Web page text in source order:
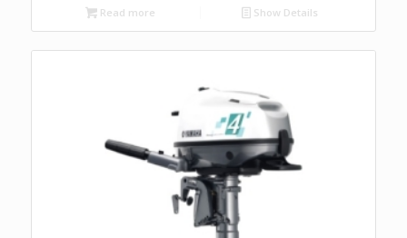
Read more Show Details